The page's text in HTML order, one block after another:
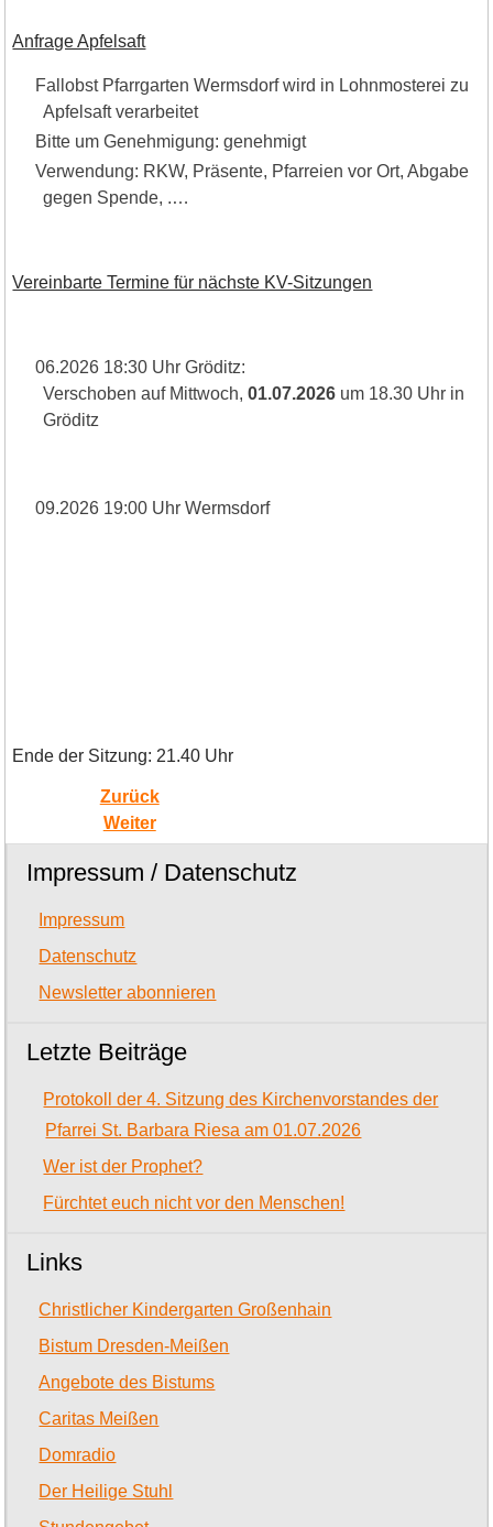
Anfrage Apfelsaft
Fallobst Pfarrgarten Wermsdorf wird in Lohnmosterei zu
Apfelsaft verarbeitet
Bitte um Genehmigung: genehmigt
Verwendung: RKW, Präsente, Pfarreien vor Ort, Abgabe
gegen Spende, .…
Vereinbarte Termine für nächste KV-Sitzungen
06.2026 18:30 Uhr Gröditz:
Verschoben auf Mittwoch,01.07.2026 um 18.30 Uhr in
Gröditz
09.2026 19:00 Uhr Wermsdorf
Ende der Sitzung: 21.40 Uhr
Zurück
Weiter
Impressum / Datenschutz
Impressum
Datenschutz
Newsletter abonnieren
Letzte Beiträge
Protokoll der 4. Sitzung des Kirchenvorstandes der
Pfarrei St. Barbara Riesa am 01.07.2026
Wer ist der Prophet?
Fürchtet euch nicht vor den Menschen!
Links
Christlicher Kindergarten Großenhain
Bistum Dresden-Meißen
Angebote des Bistums
Caritas Meißen
Domradio
Der Heilige Stuhl